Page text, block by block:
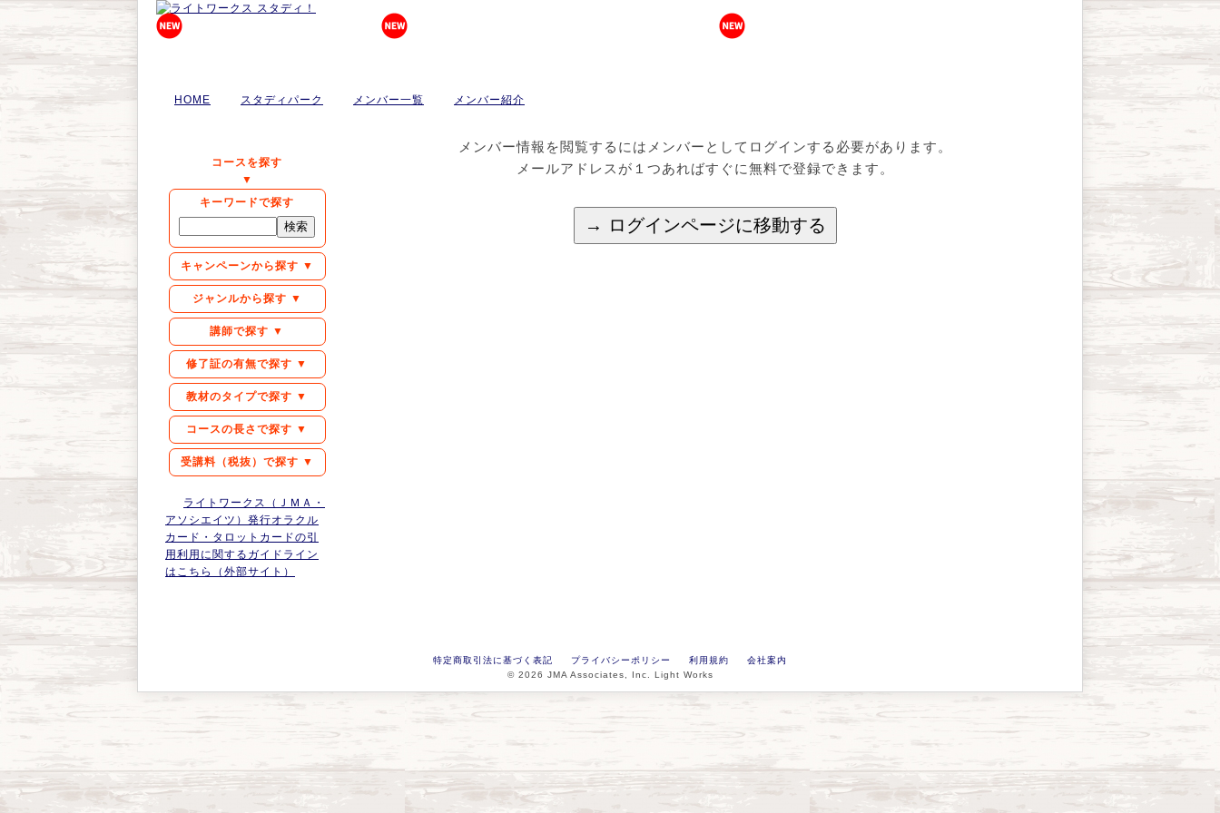
HOME スタディパーク メンバー一覧 メンバー紹介
コースを探す
▼
キーワードで探す
キャンペーンから探す ▼
ジャンルから探す ▼
講師で探す ▼
修了証の有無で探す ▼
教材のタイプで探す ▼
コースの長さで探す ▼
受講料（税抜）で探す ▼
ライトワークス（ＪＭＡ・
アソシエイツ）発行オラクル
カード・タロットカードの引
用利用に関するガイドライン
はこちら（外部サイト）
メンバー情報を閲覧するにはメンバーとしてログインする必要があります。
メールアドレスが１つあればすぐに無料で登録できます。
特定商取引法に基づく表記 プライバシーポリシー 利用規約
会社案内
© 2026 JMA Associates, Inc. Light Works